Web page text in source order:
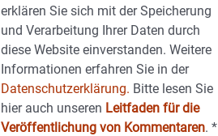
erklären Sie sich mit der Speicherung
und Verarbeitung Ihrer Daten durch
diese Website einverstanden. Weitere
Informationen erfahren Sie in der
Datenschutzerklärung. Bitte lesen Sie
hier auch unseren Leitfaden für die
Veröffentlichung von Kommentaren.*